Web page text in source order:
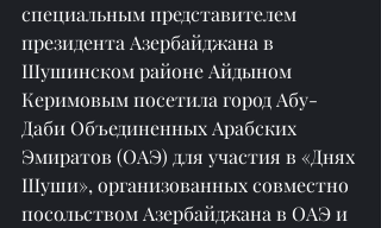
специальным представителем
президента Азербайджана в
Шушинском районе Айдыном
Керимовым посетила город Абу-
Даби Объединенных Арабских
Эмиратов (ОАЭ) для участия в «Днях
Шуши», организованных совместно
посольством Азербайджана в ОАЭ и